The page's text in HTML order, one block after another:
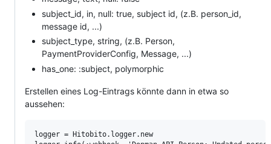
subject_id, in, null: true, subject id, (z.B. person_id,
message id, ...)
subject_type, string, (z.B. Person,
PaymentProviderConfig, Message, ...)
has_one: :subject, polymorphic
Erstellen eines Log-Eintrags könnte dann in etwa so
aussehen:
logger = Hitobito.logger.new